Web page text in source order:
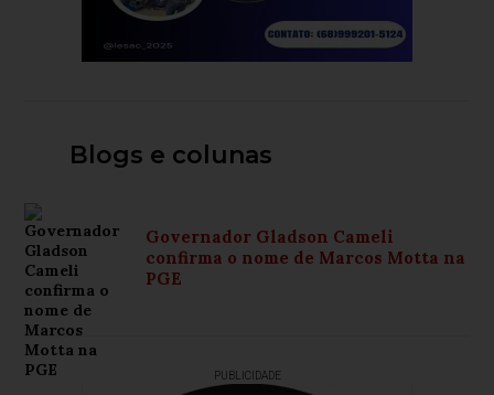
Blogs e colunas
Governador Gladson Cameli
confirma o nome de Marcos Motta na
PGE
PUBLICIDADE